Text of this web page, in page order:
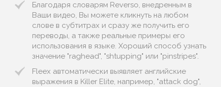
Благодаря словарям Reverso, внедренным в
Ваши видео, Вы можете кликнуть на любом
слове в субтитрах и сразу же получить его
переводы, а также реальные примеры его
использования в языке. Хороший способ узнать
значение "raghead", "shtupping" или "pinstripes".
Fleex автоматически выявляет английские
выражения в Killer Elite, например, "attack dog",